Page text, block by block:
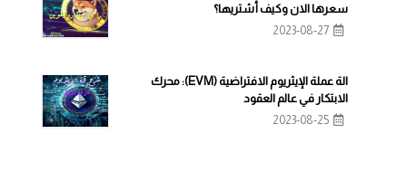
سعرها الان وكيف أشتريها؟
2023-08-27
الة عملة الإيثريوم الافتراضية (EVM): محرك
الابتكار في عالم العقود
2023-08-25